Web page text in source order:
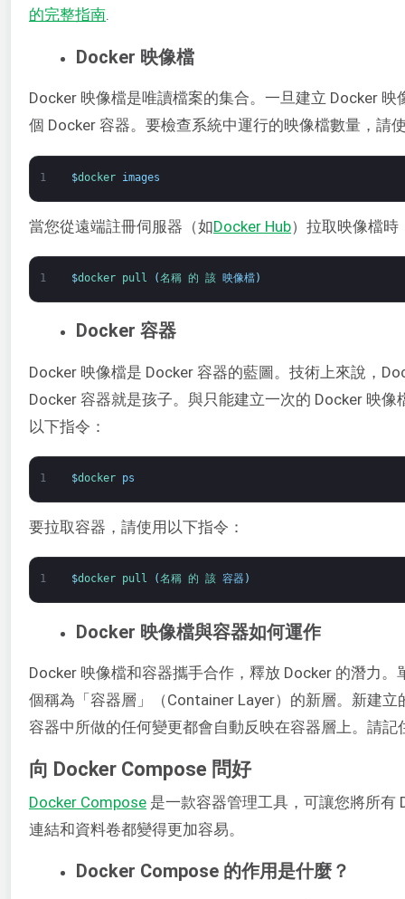
的完整指南.
Docker 映像檔
Docker 映像檔是唯讀檔案的集合。一旦建立 Docker
個 Docker 容器。要檢查系統中運行的映像檔數量，請
1 $docker images
當您從遠端註冊伺服器（如Docker Hub）拉取映像檔
1 $docker pull (名稱 的 該 映像檔)
Docker 容器
Docker 映像檔是 Docker 容器的藍圖。技術上來說，
Docker 容器就是孩子。與只能建立一次的 Docker 映
以下指令：
1 $docker ps
要拉取容器，請使用以下指令：
1 $docker pull (名稱 的 該 容器)
Docker 映像檔與容器如何運作
Docker 映像檔和容器攜手合作，釋放 Docker 的潛力
個稱為「容器層」（Container Layer）的新層。新建
容器中所做的任何變更都會自動反映在容器層上。請
向 Docker Compose 問好
Docker Compose 是一款容器管理工具，可讓您將所
連結和資料卷都變得更加容易。
Docker Compose 的作用是什麼？